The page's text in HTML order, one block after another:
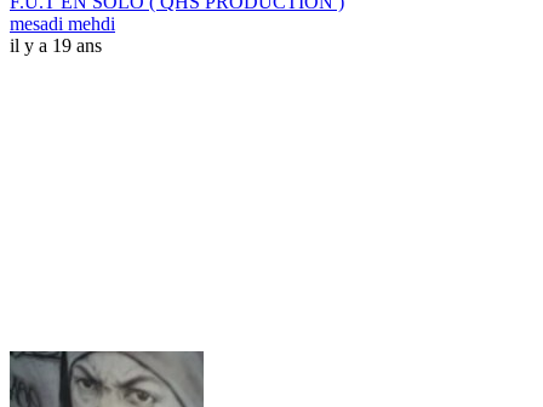
mesadi mehdi
il y a 19 ans